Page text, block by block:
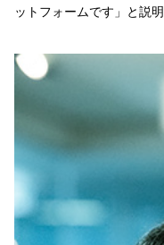
ットフォームです」と説明